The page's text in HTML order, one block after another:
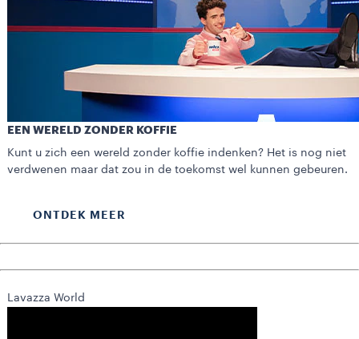
EEN WERELD ZONDER KOFFIE
Kunt u zich een wereld zonder koffie indenken? Het is nog niet
verdwenen maar dat zou in de toekomst wel kunnen gebeuren.
ONTDEK MEER
Lavazza World